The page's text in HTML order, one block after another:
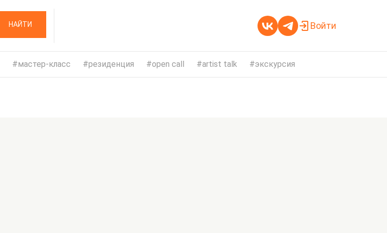
НАЙТИ Войти
мастер-класс резиденция open call artist talk экскурсия